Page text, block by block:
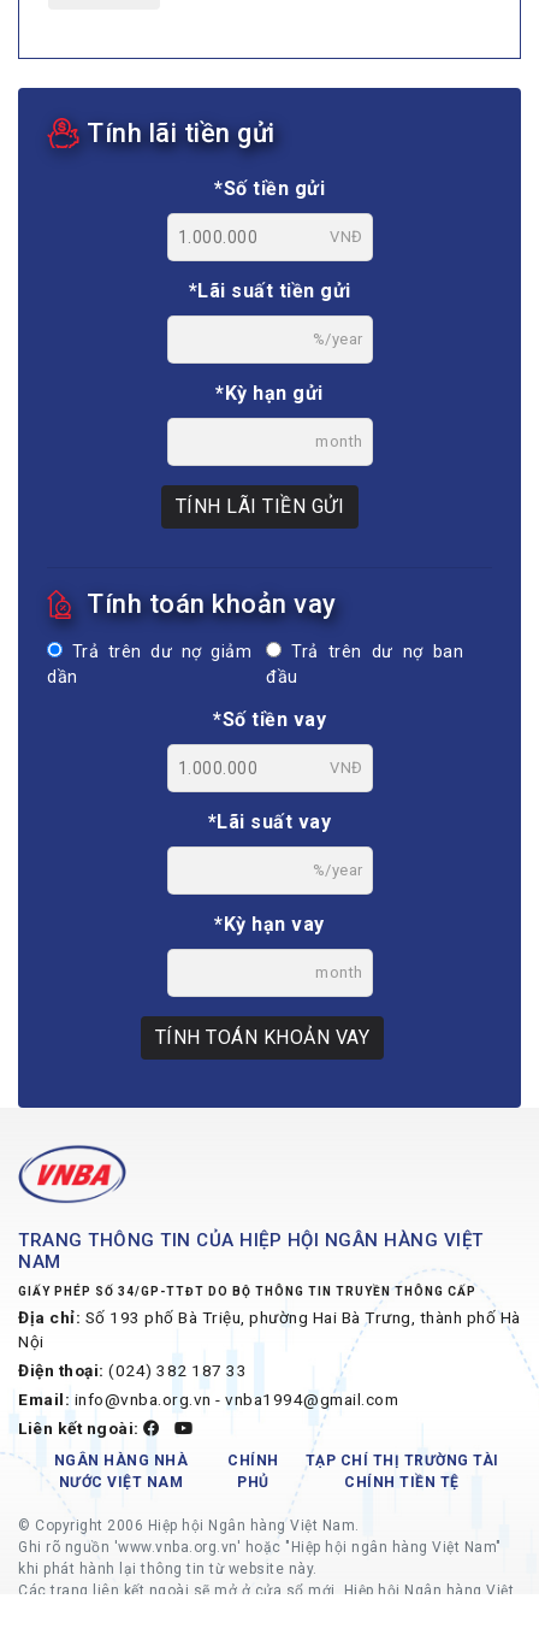
Tính lãi tiền gửi
*Số tiền gửi
VNĐ
*Lãi suất tiền gửi
%/year
*Kỳ hạn gửi
month
TÍNH LÃI TIỀN GỬI
Tính toán khoản vay
Trả trên dư nợ giảm
dần
Trả trên dư nợ ban
đầu
*Số tiền vay
VNĐ
*Lãi suất vay
%/year
*Kỳ hạn vay
month
TÍNH TOÁN KHOẢN VAY
TRANG THÔNG TIN CỦA HIỆP HỘI NGÂN HÀNG VIỆT
NAM
GIẤY PHÉP SỐ 34/GP-TTĐT DO BỘ THÔNG TIN TRUYỀN THÔNG CẤP
Địa chỉ: Số 193 phố Bà Triệu, phường Hai Bà Trưng, thành phố Hà
Nội
Điện thoại: (024) 382 187 33
Email: info@vnba.org.vn - vnba1994@gmail.com
Liên kết ngoài:
NGÂN HÀNG NHÀ
NƯỚC VIỆT NAM
CHÍNH
PHỦ
TẠP CHÍ THỊ TRƯỜNG TÀI
CHÍNH TIỀN TỆ
© Copyright 2006 Hiệp hội Ngân hàng Việt Nam.
Ghi rõ nguồn 'www.vnba.org.vn' hoặc "Hiệp hội ngân hàng Việt Nam"
khi phát hành lại thông tin từ website này.
Các trang liên kết ngoài sẽ mở ở cửa sổ mới, Hiệp hội Ngân hàng Việt